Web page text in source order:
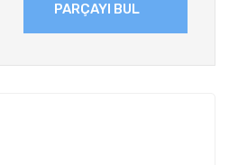
PARÇAYI BUL